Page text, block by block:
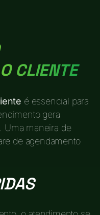
CLIENTE
é essencial para
gera
Uma maneira de
de agendamento